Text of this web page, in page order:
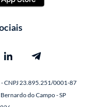
CNPJ 23.895.251/0001-87
do Campo - SP